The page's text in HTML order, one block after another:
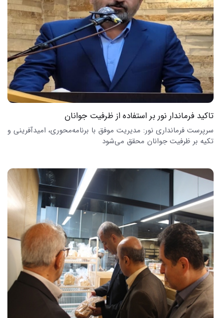
تاکید فرماندار نور بر استفاده از ظرفیت جوانان
سرپرست فرمانداری نور: مدیریت موفق با برنامه‌محوری، امیدآفرینی و
تکیه بر ظرفیت جوانان محقق می‌شود